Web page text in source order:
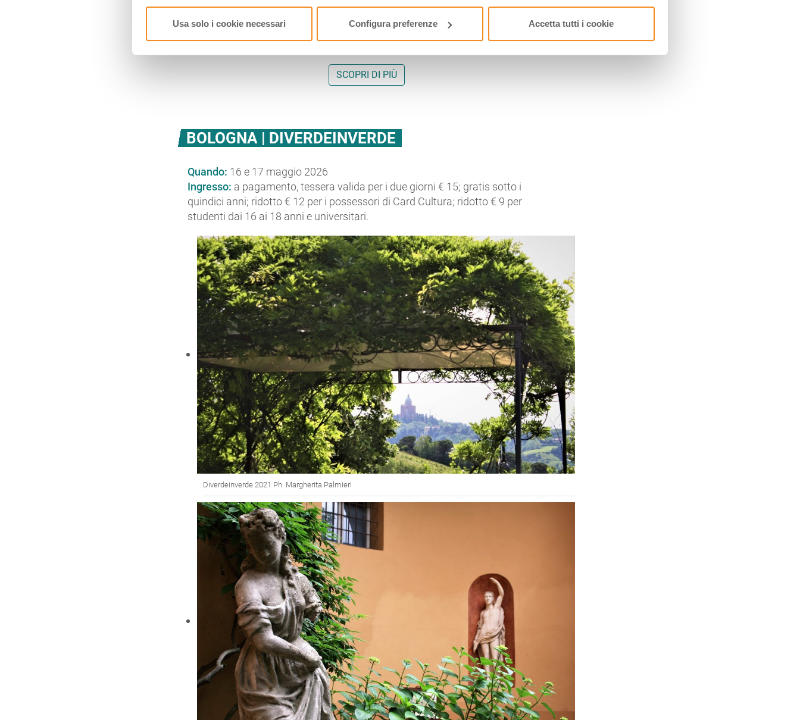
Usa solo i cookie necessari Configura preferenze Accetta tutti i cookie
In programmatante iniziative dedicate alla natura: merende sotto gli alberi
e visite guidate, laboratori per adulti e bambini, itinerari tematici,
presentazioni, mostre, installazioni e performance artistiche.
SCOPRI DI PIÙ
BOLOGNA | DIVERDEINVERDE
Quando: 16 e 17 maggio 2026
Ingresso: a pagamento, tessera valida per i due giorni € 15; gratis sotto i
quindici anni; ridotto € 12 per i possessori di Card Cultura; ridotto € 9 per
studenti dai 16 ai 18 anni e universitari.
Diverdeinverde 2021 Ph. Margherita Palmieri